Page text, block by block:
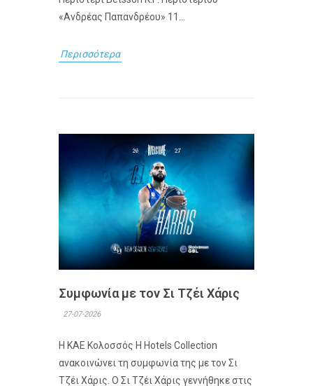
«Ανδρέας Παπανδρέου» 11...
Περισσότερα
Συμφωνία με τον Σι Τζέι Χάρις
27-07-2026
Η ΚΑΕ Κολοσσός H Hotels Collection
ανακοινώνει τη συμφωνία της με τον Σι
Τζέι Χάρις. Ο Σι Τζέι Χάρις γεννήθηκε στις